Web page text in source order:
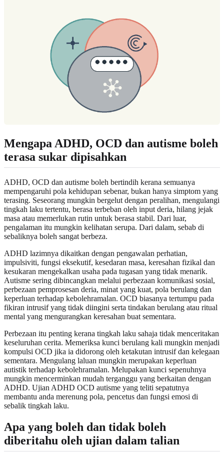
Mengapa ADHD, OCD dan autisme boleh
terasa sukar dipisahkan
ADHD, OCD dan autisme boleh bertindih kerana semuanya
mempengaruhi pola kehidupan sebenar, bukan hanya simptom yang
terasing. Seseorang mungkin bergelut dengan peralihan, mengulangi
tingkah laku tertentu, berasa terbeban oleh input deria, hilang jejak
masa atau memerlukan rutin untuk berasa stabil. Dari luar,
pengalaman itu mungkin kelihatan serupa. Dari dalam, sebab di
sebaliknya boleh sangat berbeza.
ADHD lazimnya dikaitkan dengan pengawalan perhatian,
impulsiviti, fungsi eksekutif, kesedaran masa, keresahan fizikal dan
kesukaran mengekalkan usaha pada tugasan yang tidak menarik.
Autisme sering dibincangkan melalui perbezaan komunikasi sosial,
perbezaan pemprosesan deria, minat yang kuat, pola berulang dan
keperluan terhadap kebolehramalan. OCD biasanya tertumpu pada
fikiran intrusif yang tidak diingini serta tindakan berulang atau ritual
mental yang mengurangkan keresahan buat sementara.
Perbezaan itu penting kerana tingkah laku sahaja tidak menceritakan
keseluruhan cerita. Memeriksa kunci berulang kali mungkin menjadi
kompulsi OCD jika ia didorong oleh ketakutan intrusif dan kelegaan
sementara. Mengulang laluan mungkin merupakan keperluan
autistik terhadap kebolehramalan. Melupakan kunci sepenuhnya
mungkin mencerminkan mudah terganggu yang berkaitan dengan
ADHD. Ujian ADHD OCD autisme yang teliti sepatutnya
membantu anda merenung pola, pencetus dan fungsi emosi di
sebalik tingkah laku.
Apa yang boleh dan tidak boleh
diberitahu oleh ujian dalam talian